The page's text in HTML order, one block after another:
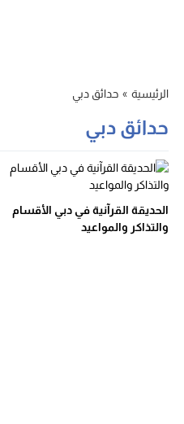
الرئيسية » حدائق دبي
حدائق دبي
الحديقة القرآنية في دبي الأقسام
والتذاكر والمواعيد